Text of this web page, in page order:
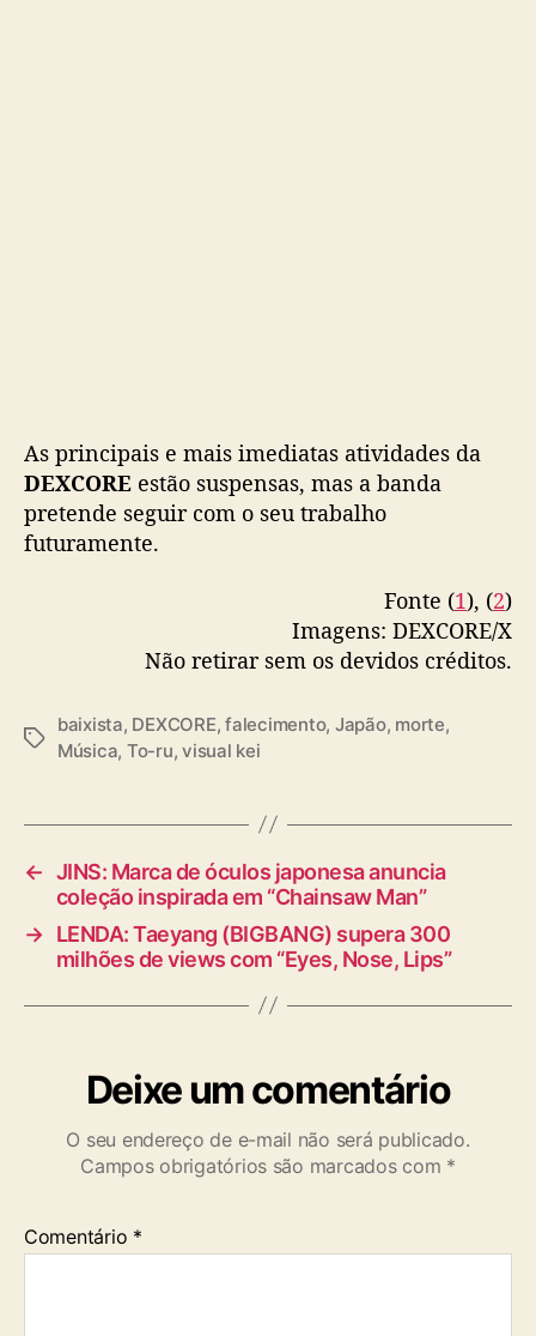
As principais e mais imediatas atividades da
DEXCORE estão suspensas, mas a banda
pretende seguir com o seu trabalho
futuramente.
Fonte (1), (2)
Imagens: DEXCORE/X
Não retirar sem os devidos créditos.
T
baixista, DEXCORE,falecimento, Japão, morte,
Música, To-ru,visual kei
← JINS: Marca de óculos japonesa anuncia
coleção inspirada em “Chainsaw Man”
→ LENDA: Taeyang (BIGBANG) supera 300
milhões de views com “Eyes, Nose, Lips”
Deixe um comentário
O seu endereço de e-mail não será publicado.
Campos obrigatórios são marcados com *
Comentário *